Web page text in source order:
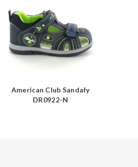
American Club Sandały
DR0922-N